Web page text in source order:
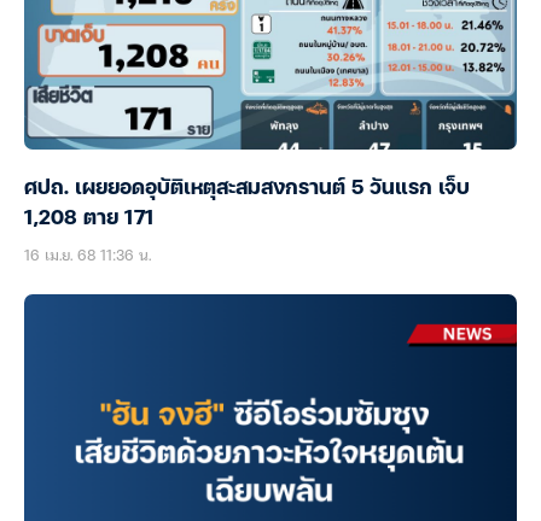
ศปถ. เผยยอดอุบัติเหตุสะสมสงกรานต์ 5 วันแรก เจ็บ
1,208 ตาย 171
16 เม.ย. 68 11:36 น.